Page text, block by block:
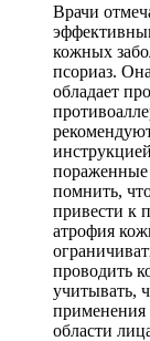
Врачи
кожных
псориаз.
обладает
пораженные
помнить,
привести к
атрофия
проводить
учитывать,
применения
области